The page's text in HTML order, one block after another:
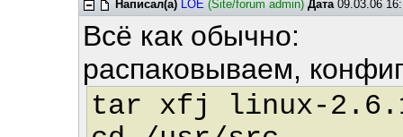
Написал(а) LOE (Site/forum admin) Дата09.03.06
Всё как обычно:
распаковываем,
tar xfj linux-